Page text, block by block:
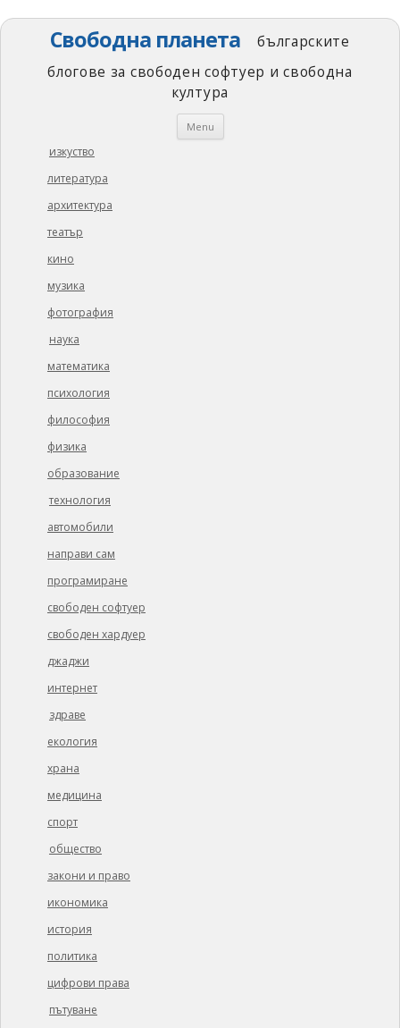
Свободна планета
българските
блогове за свободен софтуер и свободна
култура
Menu Skip
изкуство
литература
архитектура
театър
кино
музика
фотография
наука
математика
психология
философия
физика
образование
технология
автомобили
направи сам
програмиране
свободен софтуер
свободен хардуер
джаджи
интернет
здраве
екология
храна
медицина
спорт
общество
закони и право
икономика
история
политика
цифрови права
пътуване